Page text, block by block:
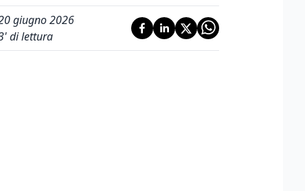
giugno 2026
' di lettura